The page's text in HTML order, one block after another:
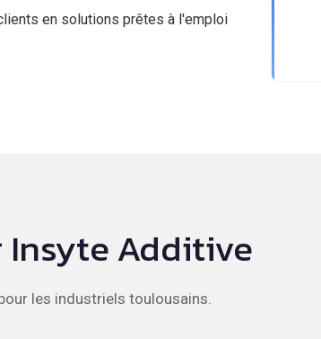
en solutions prêtes à l'emploi
Insyte Additive
les industriels toulousains.